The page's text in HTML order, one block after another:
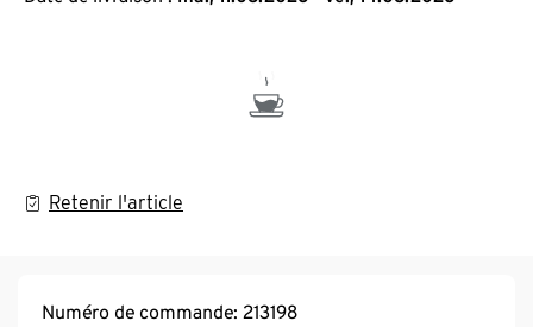
Retenir l'article
Numéro de commande: 213198